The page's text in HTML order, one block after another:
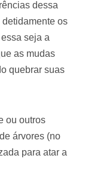
dessa
os
seja a
as mudas
quebrar suas
ou outros
árvores (no
para atar a